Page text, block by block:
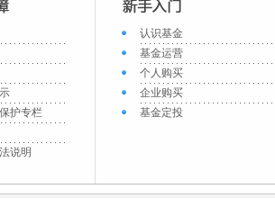
护专栏
说明
认识基金
基金运营
个人购买
企业购买
基金定投